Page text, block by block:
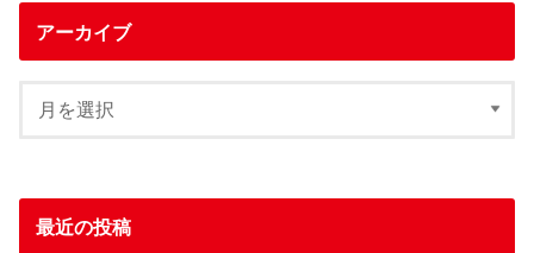
アーカイブ
最近の投稿